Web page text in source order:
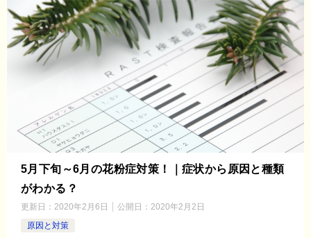
5月下旬～6月の花粉症対策！｜症状から原因と種類
がわかる？
更新日： 2020年2月6日 公開日： 2020年2月2日
原因と対策